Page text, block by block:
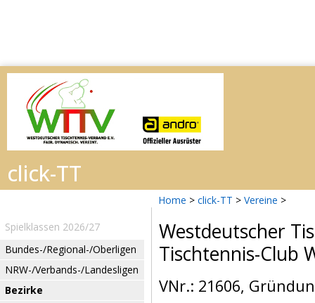
Home > click-TT > Vereine >
Spielklassen 2026/27
Bundes-/Regional-/Oberligen
NRW-/Verbands-/Landesligen
Bezirke
Westdeutscher
Tischtennis-Club
VNr.: 21606,